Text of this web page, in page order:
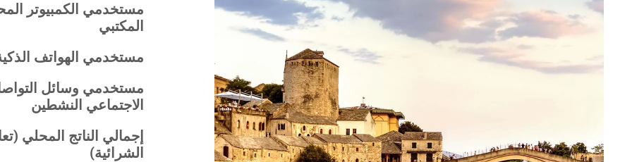
مستخدمي الكمبيوتر
المكتبي
مستخدمي الهواتف
مستخدمي وسائل
الاجتماعي النشطين
إجمالي الناتج المحلي
الشرائية)